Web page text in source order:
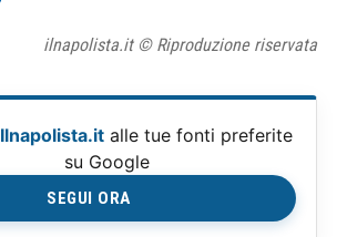
ilnapolista.it © Riproduzione riservata
Ilnapolista.it alle tue fonti preferite
su Google
SEGUI ORA